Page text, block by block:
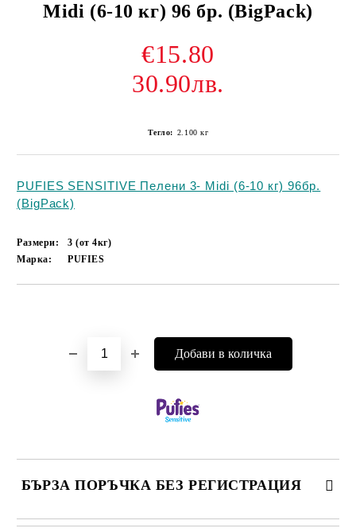
Midi (6-10 кг) 96 бр. (BigPack)
€15.80
30.90лв.
Тегло: 2.100 кг
PUFIES SENSITIVE Пелени 3- Midi (6-10 кг) 96бр.
(BigPack)
Размери:
3 (от 4кг)
Марка:
PUFIES
БЪРЗА ПОРЪЧКА БЕЗ РЕГИСТРАЦИЯ
САМО ПОПЪЛНЕТЕ 4 ПОЛЕТА